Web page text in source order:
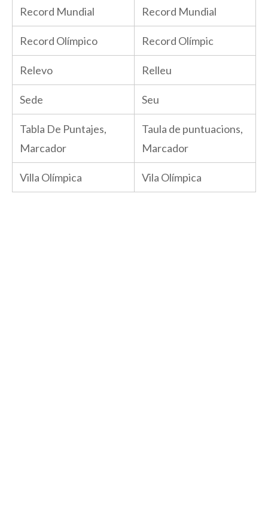
Record Mundial Record Mundial
Record Olímpico Record Olímpic
Relevo Relleu
Sede Seu
Tabla De Puntajes,
Marcador
Taula de puntuacions,
Marcador
Villa Olímpica Vila Olímpica